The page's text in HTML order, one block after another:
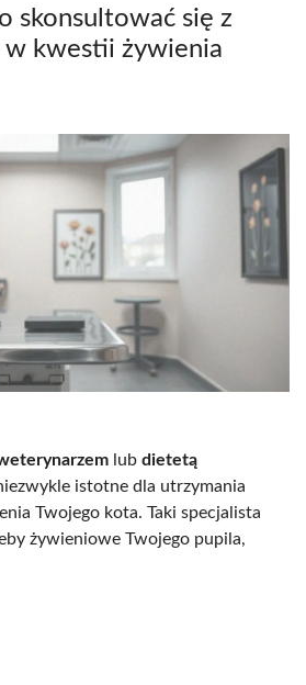
skonsultować się z
kwestii żywienia
lub dietetą
istotne dla utrzymania
Twojego kota. Taki specjalista
żywieniowe Twojego pupila,